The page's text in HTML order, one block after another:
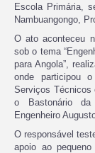
Escola Primária,
Nambuangongo,
O ato aconteceu
sob o tema
para Angola”,
onde participou
Serviços Técnicos
o Bastonário da
Engenheiro
O responsável
apoio ao